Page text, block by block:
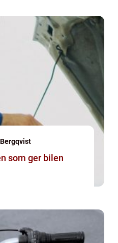
som ger bilen